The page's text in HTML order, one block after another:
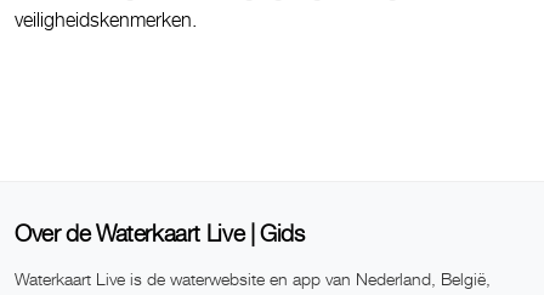
veiligheidskenmerken.
Over de Waterkaart Live | Gids
Waterkaart Live is de waterwebsite en app van Nederland, België,